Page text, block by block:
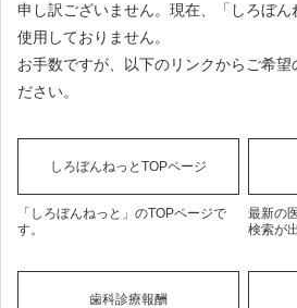
申し訳ございません。現在、「しろぼ
使用しておりません。
お手数ですが、以下のリンクからご希望
ださい。
しろぼんねっとTOPページ
「しろぼんねっと」のTOPページで
す。
最新の
検索が
歯科診療報酬